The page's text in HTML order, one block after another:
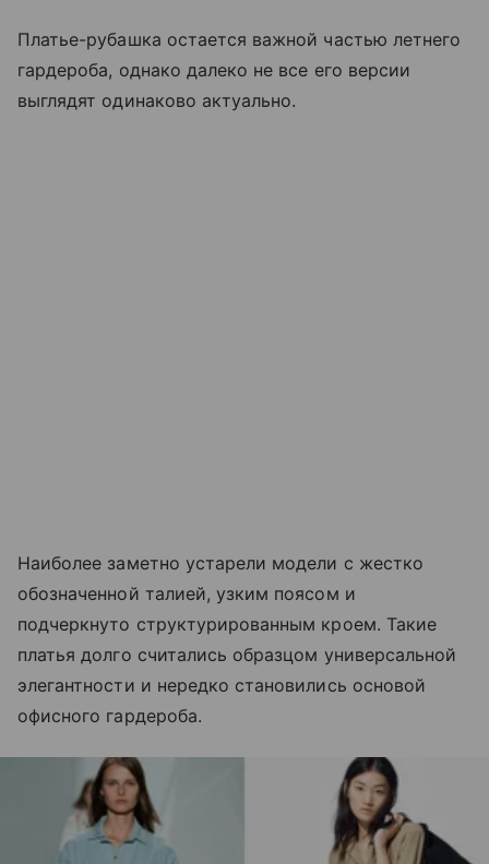
Платье-рубашка остается важной частью летнего
гардероба, однако далеко не все его версии
выглядят одинаково актуально.
Наиболее заметно устарели модели с жестко
обозначенной талией, узким поясом и
подчеркнуто структурированным кроем. Такие
платья долго считались образцом универсальной
элегантности и нередко становились основой
офисного гардероба.